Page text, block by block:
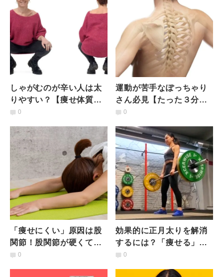
しゃがむのが辛い人は太
りやすい？【痩せ体質に
なる】寝たまま１分でOK
0
運動が苦手なぽっちゃり
さん必見【たった３分】
背骨と肩甲骨を動かして
呼吸法
0
「痩せにくい」原因は股
関節！股関節が硬くても
大丈夫｜柔軟性を高める
0
効果的に正月太りを解消
するには？「痩せる」を
正しく理解しよう
0